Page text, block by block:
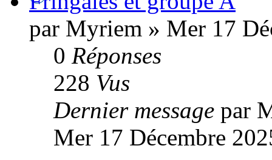
par Myriem » Mer 17
0 Réponses
228 Vus
Dernier message par
Mer 17 Décembre